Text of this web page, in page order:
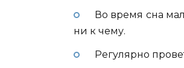
Во время сна
ни к чему.
Регулярно